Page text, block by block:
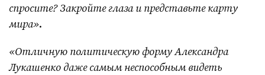
спросите? Закройте глаза и представьте карту
мира».
«Отличную политическую форму Александра
Лукашенко даже самым неспособным видеть